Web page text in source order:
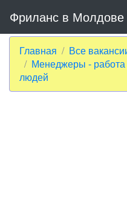
Фриланс в Молдове
Главная
Все
Менеджеры -
людей